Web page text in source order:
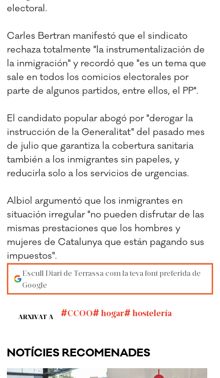
electoral.
Carles Bertran manifestó que el sindicato
rechaza totalmente "la instrumentalización de
la inmigración" y recordó que "es un tema que
sale en todos los comicios electorales por
parte de algunos partidos, entre ellos, el PP".
El candidato popular abogó por "derogar la
instrucción de la Generalitat" del pasado mes
de julio que garantiza la cobertura sanitaria
también a los inmigrantes sin papeles, y
reducirla solo a los servicios de urgencias.
Albiol argumentó que los inmigrantes en
situación irregular "no pueden disfrutar de las
mismas prestaciones que los hombres y
mujeres de Catalunya que están pagando sus
impuestos".
Escull Diari de Terrassa com la teva font preferida de
Google
ARXIVAT A CCOO hogar hostelería
NOTÍCIES RECOMENADES